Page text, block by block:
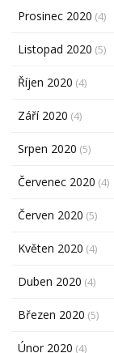
Prosinec 2020 (4)
Listopad 2020 (5)
Říjen 2020 (4)
Září 2020 (4)
Srpen 2020 (5)
Červenec 2020 (4)
Červen 2020 (5)
Květen 2020 (4)
Duben 2020 (4)
Březen 2020 (5)
Únor 2020 (4)